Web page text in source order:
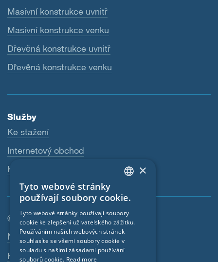
Masivní konstrukce uvnitř
Masivní konstrukce venku
Dřevěná konstrukce uvnitř
Dřevěná konstrukce venku
Služby
Ke stažení
Internetový obchod
Kontaktní osoba
© SIGA 2026
Navigace zápatí
Nabídky práce
Kontakt
FRENCH
CZECH
×
Tyto webové stránky
používají soubory cookie.
Tyto webové stránky používají soubory
cookie ke zlepšení uživatelského zážitku.
Používáním našich webových stránek
souhlasíte se všemi soubory cookie v
souladu s našimi zásadami používání
souborů cookie. Read more